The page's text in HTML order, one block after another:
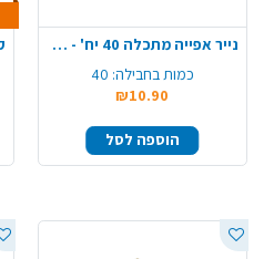
נייר אפייה מתכלה 40 יח' - חום
כמות בחבילה: 40
₪10.90
הוספה לסל